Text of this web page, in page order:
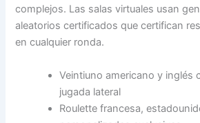
complejos. Las salas virtuales usan
aleatorios certificados que certifican
en cualquier ronda.
Veintiuno americano y inglés
jugada lateral
Roulette francesa,